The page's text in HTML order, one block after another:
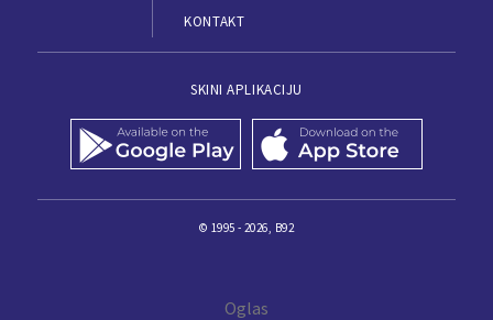
KONTAKT
SKINI APLIKACIJU
© 1995 - 2026, B92